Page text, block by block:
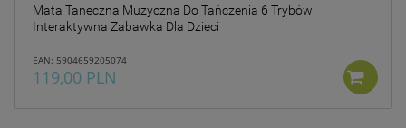
Mata Taneczna Muzyczna Do Tańczenia 6 Trybów
Interaktywna Zabawka Dla Dzieci
EAN: 5904659205074
119,00 PLN